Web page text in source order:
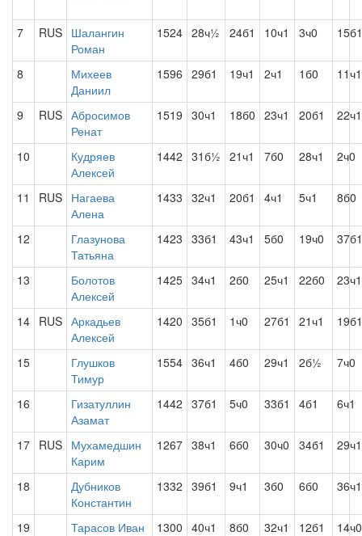
7 RUS Шалангин
Роман
1524 28ч½ 24б1 10ч1 3ч0 15б1
8
Михеев
Даниил
1596 29б1 19ч1 2ч1 1б0 11ч1
9 RUS Абросимов
Ренат
1519 30ч1 18б0 23ч1 20б1 22ч1
10
Кудряев
Алексей
1442 31б½ 21ч1 7б0 28ч1 2ч0
11 RUS Нагаева
Алена
1433 32ч1 20б1 4ч1 5ч1 8б0
12
Глазунова
Татьяна
1423 33б1 43ч1 5б0 19ч0 37б1
13
Болотов
Алексей
1425 34ч1 2б0 25ч1 22б0 23ч1
14 RUS Аркадьев
Алексей
1420 35б1 1ч0 27б1 21ч1 19б1
15
Глушков
Тимур
1554 36ч1 4б0 29ч1 2б½ 7ч0
16
Гизатуллин
Азамат
1442 37б1 5ч0 33б1 4б1 6ч1
17 RUS Мухамедшин
Карим
1267 38ч1 6б0 30ч0 34б1 29ч1
18
Дубников
Константин
1332 39б1 9ч1 3б0 6б0 36ч1
19 Тарасов Иван 1300 40ч1 8б0 32ч1 12б1 14ч0